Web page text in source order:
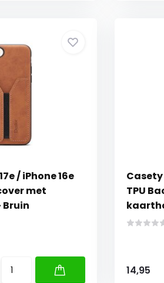
/ iPhone 16e
met
Casety
TPU
14,95